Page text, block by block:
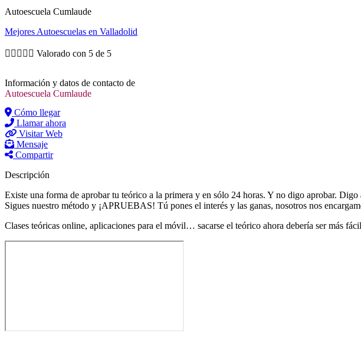
Autoescuela Cumlaude
Mejores Autoescuelas en Valladolid
     Valorado con 5 de 5
Información y datos de contacto de
Autoescuela Cumlaude
Cómo llegar
Llamar ahora
Visitar Web
Mensaje
Compartir
Descripción
Existe una forma de aprobar tu teórico a la primera y en sólo 24 horas. Y no digo aprobar.
Sigues nuestro método y ¡APRUEBAS! Tú pones el interés y las ganas, nosotros nos
Clases teóricas online, aplicaciones para el móvil… sacarse el teórico ahora debería ser más